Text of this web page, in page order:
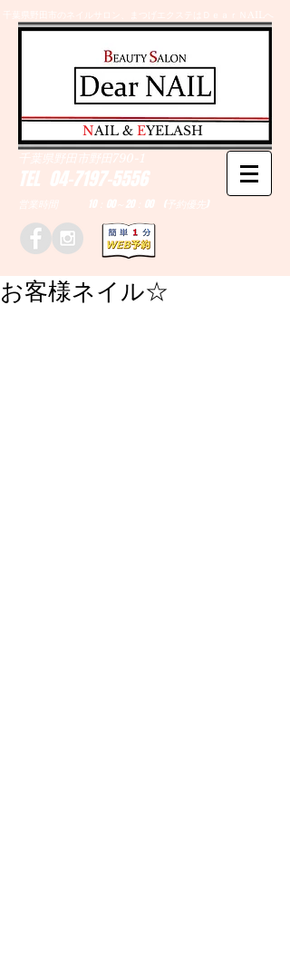
千葉県野田市のネイルサロン、まつげエクステはＤｅａｒＮAILへ
TEL 04-7197-5556
営業時間 10：00～20：00 (予約優先)
千葉県野田市野田790-1
​NAIL & EYELASH
お客様ネイル☆